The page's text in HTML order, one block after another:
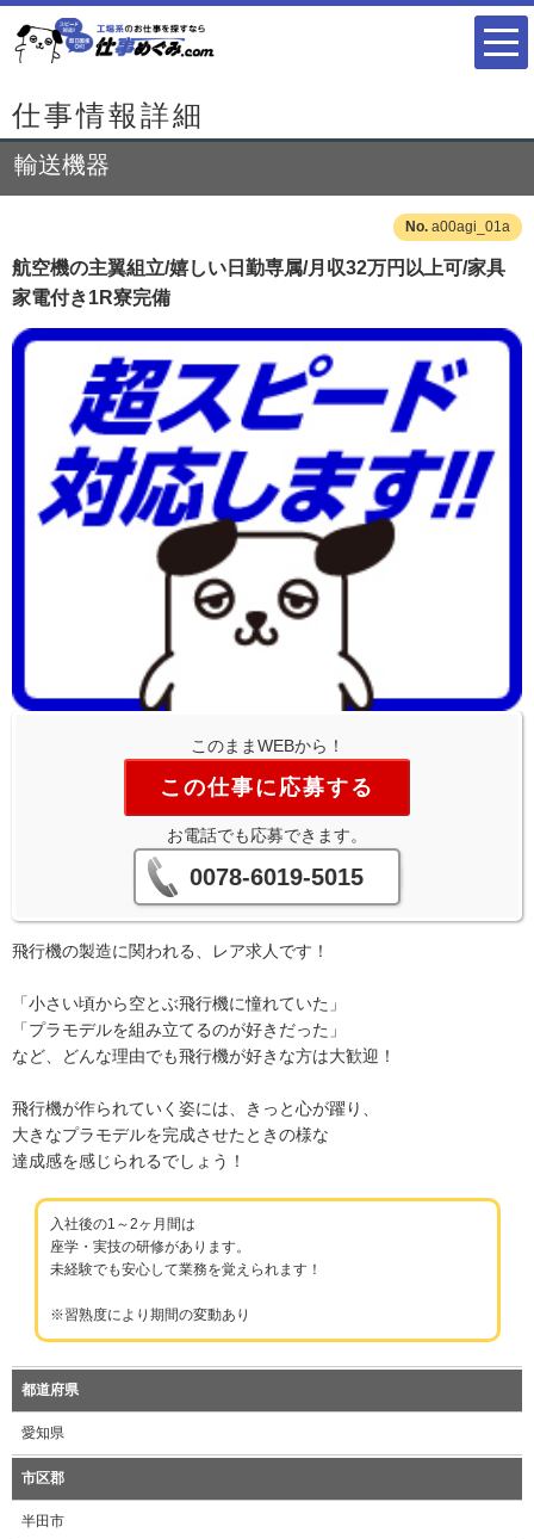
仕事情報詳細
輸送機器
a00agi_01a
航空機の主翼組立/嬉しい日勤専属/月収32万円以上可/家具
家電付き1R寮完備
このままWEBから！
この仕事に応募する
お電話でも応募できます。
0078-6019-5015
飛行機の製造に関われる、レア求人です！
「小さい頃から空とぶ飛行機に憧れていた」
「プラモデルを組み立てるのが好きだった」
など、どんな理由でも飛行機が好きな方は大歓迎！
飛行機が作られていく姿には、きっと心が躍り、
大きなプラモデルを完成させたときの様な
達成感を感じられるでしょう！
入社後の1～2ヶ月間は
座学・実技の研修があります。
未経験でも安心して業務を覚えられます！
※習熟度により期間の変動あり
都道府県
愛知県
市区郡
半田市